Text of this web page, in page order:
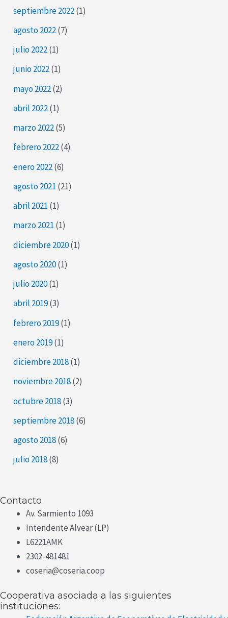
septiembre 2022(1)
agosto 2022(7)
julio 2022(1)
junio 2022(1)
mayo 2022(2)
abril 2022(1)
marzo 2022(5)
febrero 2022(4)
enero 2022(6)
agosto 2021 (21)
abril 2021 (1)
marzo 2021 (1)
diciembre 2020(1)
agosto 2020(1)
julio 2020(1)
abril 2019(3)
febrero 2019(1)
enero 2019(1)
diciembre 2018(1)
noviembre 2018(2)
octubre 2018(3)
septiembre 2018(6)
agosto 2018(6)
julio 2018(8)
Contacto
Av. Sarmiento 1093
Intendente Alvear (LP)
L6221AMK
2302-481481
coseria@coseria.coop
Cooperativa asociada a las siguientes
instituciones: